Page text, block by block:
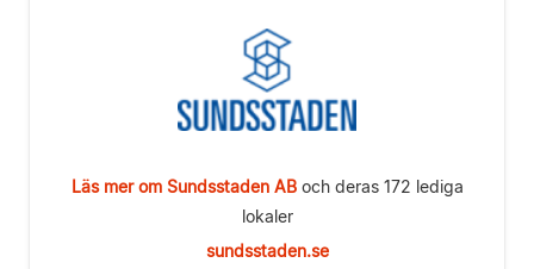
Läs mer om Sundsstaden ABoch deras 172 lediga
lokaler
sundsstaden.se